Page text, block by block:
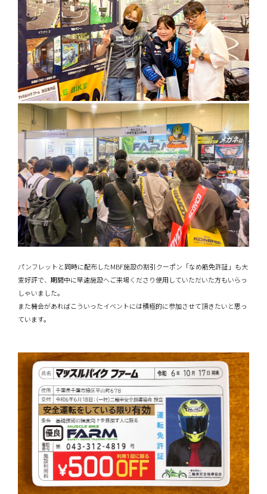
パンフレットと同時に配布したMBF施設の割引クーポン「なめ筋免許証」も大
変好評で、期間中に早速施設へご来場くださり使用していただいた方もいらっ
しゃいました。
また機会があればこういったイベントには積極的に参加させて頂きたいと思っ
ています。